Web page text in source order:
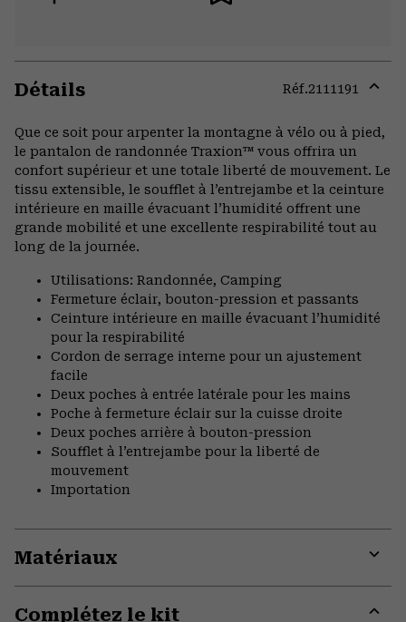
Détails Réf.2111191
or
Que ce soit pour arpenter la montagne à vélo ou à pied,
le pantalon de randonnée Traxion™ vous offrira un
confort supérieur et une totale liberté de mouvement. Le
tissu extensible, le soufflet à l’entrejambe et la ceinture
intérieure en maille évacuant l’humidité offrent une
grande mobilité et une excellente respirabilité tout au
long de la journée.
Utilisations: Randonnée, Camping
Fermeture éclair, bouton-pression et passants
Ceinture intérieure en maille évacuant l’humidité
pour la respirabilité
Cordon de serrage interne pour un ajustement
facile
Deux poches à entrée latérale pour les mains
Poche à fermeture éclair sur la cuisse droite
Deux poches arrière à bouton-pression
Soufflet à l’entrejambe pour la liberté de
mouvement
Importation
Matériaux
Complétez le kit